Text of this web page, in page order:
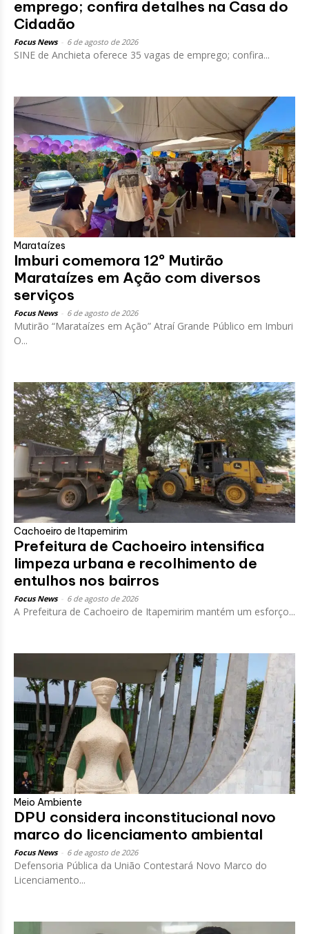
emprego; confira detalhes na Casa do
Cidadão
Focus News 6 de agosto de 2026
SINE de Anchieta oferece 35 vagas de emprego; confira...
Marataízes
Imburi comemora 12º Mutirão
Marataízes em Ação com diversos
serviços
Focus News 6 de agosto de 2026
Mutirão “Marataízes em Ação” Atraí Grande Público em Imburi
O...
Cachoeiro de Itapemirim
Prefeitura de Cachoeiro intensifica
limpeza urbana e recolhimento de
entulhos nos bairros
Focus News 6 de agosto de 2026
A Prefeitura de Cachoeiro de Itapemirim mantém um esforço...
Meio Ambiente
DPU considera inconstitucional novo
marco do licenciamento ambiental
Focus News 6 de agosto de 2026
Defensoria Pública da União Contestará Novo Marco do
Licenciamento...